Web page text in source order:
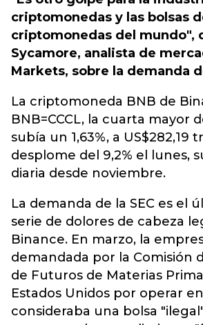
criptomonedas y las bolsas
criptomonedas del mundo",
Sycamore, analista de
Markets, sobre la demanda
La criptomoneda BNB de
BNB=CCCL, la cuarta mayor
subía un 1,63%, a US$282,19
desplome del 9,2% el lunes,
diaria desde noviembre.
La demanda de la SEC es el
serie de dolores de cabeza
Binance. En marzo, la
demandada por la Comisión
de Futuros de Materias
Estados Unidos por operar
consideraba una bolsa